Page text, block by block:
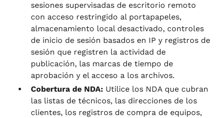
sesiones supervisadas de escritorio remoto
con acceso restringido al portapapeles,
almacenamiento local desactivado, controles
de inicio de sesión basados en IP y registros de
sesión que registren la actividad de
publicación, las marcas de tiempo de
aprobación y el acceso a los archivos.
Cobertura de NDA: Utilice los NDA que cubran
las listas de técnicos, las direcciones de los
clientes, los registros de compra de equipos,